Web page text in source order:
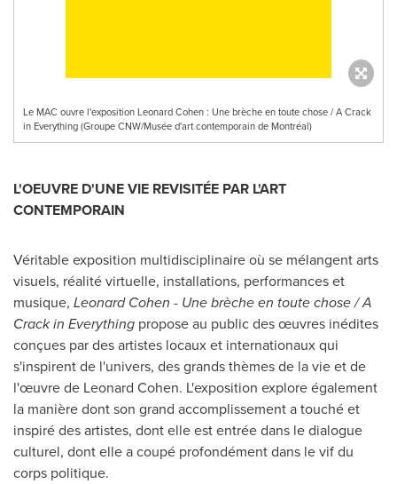
Le MAC ouvre l'exposition Leonard Cohen : Une brèche en toute chose / A Crack
in Everything (Groupe CNW/Musée d'art contemporain de Montréal)
L'OEUVRE D'UNE VIE REVISITÉE PAR L'ART
CONTEMPORAIN
Véritable exposition multidisciplinaire où se mélangent arts
visuels, réalité virtuelle, installations, performances et
musique, Leonard Cohen - Une brèche en toute chose / A
Crack in Everything propose au public des œuvres inédites
conçues par des artistes locaux et internationaux qui
s'inspirent de l'univers, des grands thèmes de la vie et de
l'œuvre de Leonard Cohen. L'exposition explore également
la manière dont son grand accomplissement a touché et
inspiré des artistes, dont elle est entrée dans le dialogue
culturel, dont elle a coupé profondément dans le vif du
corps politique.